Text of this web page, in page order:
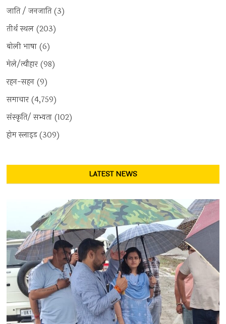
जाति / जनजाति(3)
तीर्थ स्थल (203)
बोली भाषा (6)
मेले/त्यौहार(98)
रहन-सहन (9)
समाचार(4,759)
संस्कृति/ सभ्यता (102)
होम स्लाइड(309)
LATEST NEWS